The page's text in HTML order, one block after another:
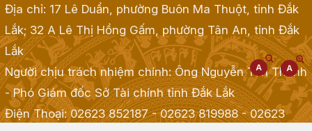
Địa chỉ: 17 Lê Duẩn, phường Buôn Ma Thuột, tỉnh Đắk
Lắk; 32 A Lê Thị Hồng Gấm, phường Tân An, tỉnh Đắk
Lắk
Người chịu trách nhiệm chính: Ông Nguyễn Tấn Thành
- Phó Giám đốc Sở Tài chính tỉnh Đắk Lắk
Điện Thoại: 02623 852187 - 02623 819988 - 02623